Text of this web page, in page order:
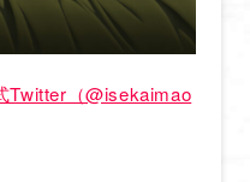
Twitter（@isekaimao